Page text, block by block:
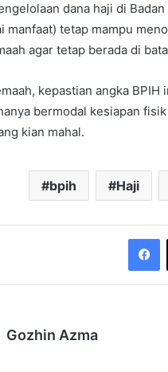
dana haji di
manfaat) tetap mampu
agar tetap berada di
kepastian angka
bermodal kesiapan
kian mahal.
bpih Haji
Gozhin Azma